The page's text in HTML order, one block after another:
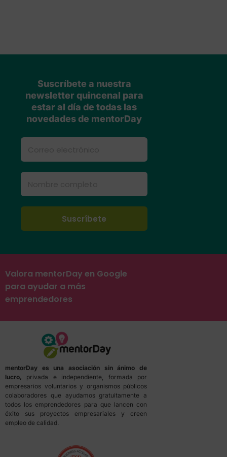
Suscríbete a nuestra
newsletter quincenal para
estar al día de todas las
novedades de mentorDay
Valora mentorDay en Google
para ayudar a más
emprendedores
mentorDay es una asociación sin ánimo de
lucro, privada e independiente, formada por
empresarios voluntarios y organismos públicos
colaboradores que ayudamos gratuitamente a
todos los emprendedores para que lancen con
éxito sus proyectos empresariales y creen
empleo de calidad.